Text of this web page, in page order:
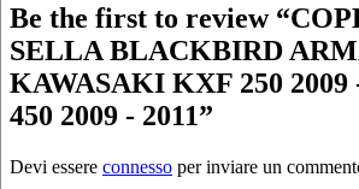
Be the first to review
SELLA BLACKBIRD
KAWASAKI KXF 250 2009
450 2009 - 2011”
Devi essere connesso per inviare un